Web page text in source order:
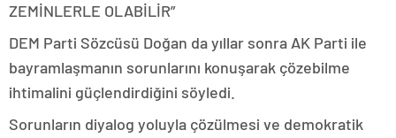
ZEMİNLERLE OLABİLİR”
DEM Parti Sözcüsü Doğan da yıllar sonra AK Parti ile
bayramlaşmanın sorunlarını konuşarak çözebilme
ihtimalini güçlendirdiğini söyledi.
Sorunların diyalog yoluyla çözülmesi ve demokratik